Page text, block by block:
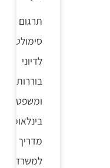
תרגום
סימולטני
לדיוני
בוררות
ומשפטים
בינלאומיים:
מדריך
למשרדי